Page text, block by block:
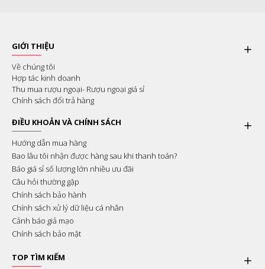
GIỚI THIỆU
Về chúng tôi
Hợp tác kinh doanh
Thu mua rượu ngoại- Rượu ngoại giá sỉ
Chính sách đổi trả hàng
ĐIỀU KHOẢN VÀ CHÍNH SÁCH
Hướng dẫn mua hàng
Bao lâu tôi nhận được hàng sau khi thanh toán?
Báo giá sỉ số lượng lớn nhiều ưu đãi
Câu hỏi thường gặp
Chính sách bảo hành
Chính sách xử lý dữ liệu cá nhân
Cảnh báo giả mạo
Chính sách bảo mật
TOP TÌM KIẾM